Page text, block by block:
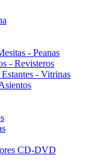
- Peanas
- Revisteros
- Vitrinas
CD-DVD